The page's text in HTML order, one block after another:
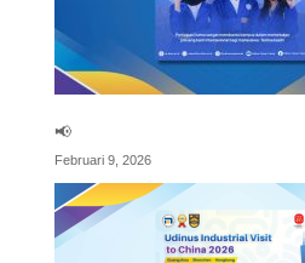
📢
Februari 9, 2026